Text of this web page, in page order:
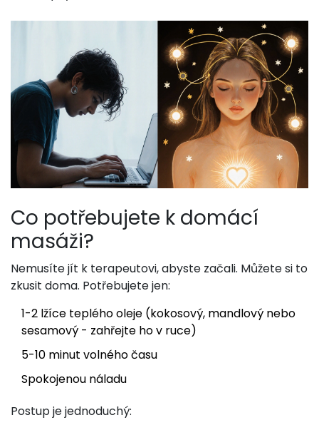
Co potřebujete k domácí
masáži?
Nemusíte jít k terapeutovi, abyste začali. Můžete si to
zkusit doma. Potřebujete jen:
1-2 lžíce teplého oleje (kokosový, mandlový nebo
sesamový - zahřejte ho v ruce)
5-10 minut volného času
Spokojenou náladu
Postup je jednoduchý: